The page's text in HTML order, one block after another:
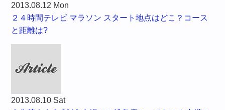
2013.08.12 Mon
２４時間テレビ マラソン スタート地点はどこ？コース
と距離は?
2013.08.10 Sat